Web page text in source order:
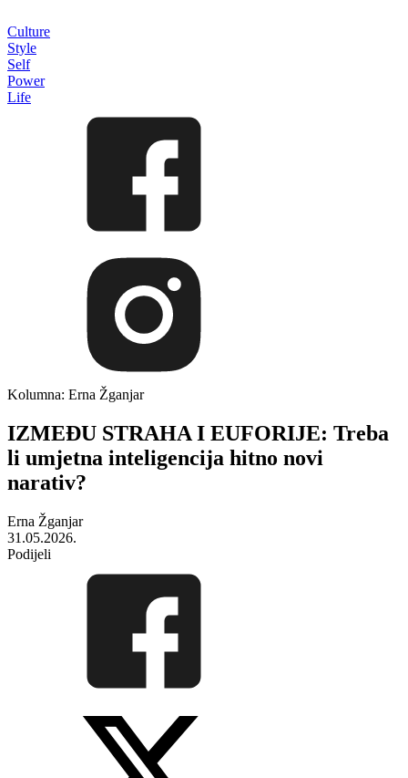
Culture
Style
Self
Power
Life
Kolumna: Erna Žganjar
IZMEĐU STRAHA I EUFORIJE: Treba
li umjetna inteligencija hitno novi
narativ?
Erna Žganjar
31.05.2026.
Podijeli